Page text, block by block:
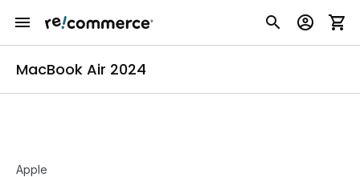
MacBook Air 2024
Apple